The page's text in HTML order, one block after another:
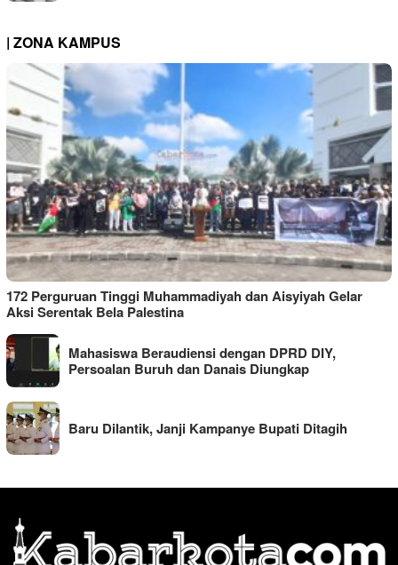
| ZONA KAMPUS
172 Perguruan Tinggi Muhammadiyah dan Aisyiyah Gelar
Aksi Serentak Bela Palestina
Mahasiswa Beraudiensi dengan DPRD DIY,
Persoalan Buruh dan Danais Diungkap
Baru Dilantik, Janji Kampanye Bupati Ditagih